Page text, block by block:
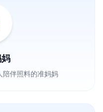
陪伴照料的准妈妈